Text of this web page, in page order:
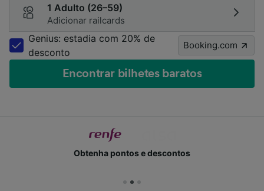
1 Adulto (26–59)
Adicionar railcards
Genius: estadia com 20% de
desconto
Booking.com
Encontrar bilhetes baratos
Obtenha pontos e descontos